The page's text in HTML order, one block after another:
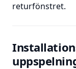
returfönstret.